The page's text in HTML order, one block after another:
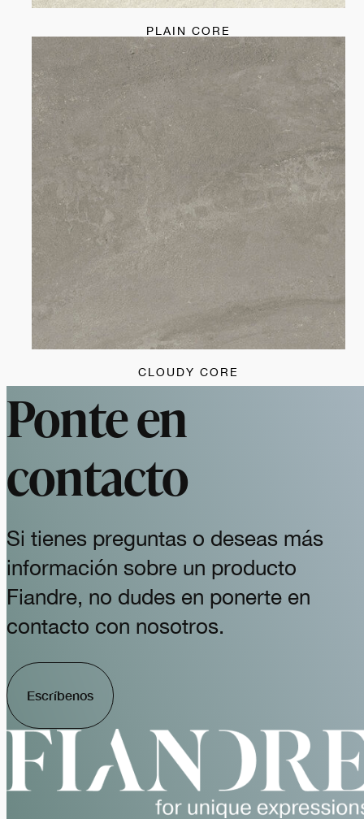
PLAIN CORE
CLOUDY CORE
Ponte en
contacto
Si tienes preguntas o deseas más
información sobre un producto
Fiandre, no dudes en ponerte en
contacto con nosotros.
Escríbenos